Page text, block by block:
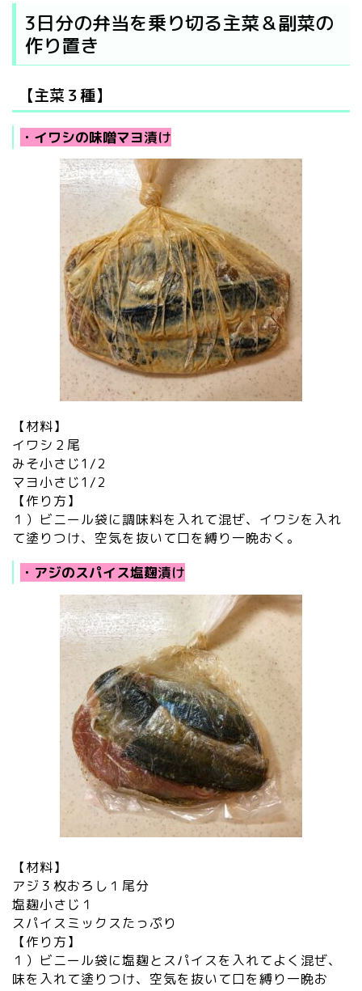
3日分の弁当を乗り切る主菜＆副菜の
作り置き
【主菜３種】
・イワシの味噌マヨ漬け
【材料】
イワシ２尾
みそ小さじ1/2
マヨ小さじ1/2
【作り方】
１）ビニール袋に調味料を入れて混ぜ、イワシを入れ
て塗りつけ、空気を抜いて口を縛り一晩おく。
・アジのスパイス塩麹漬け
【材料】
アジ３枚おろし１尾分
塩麹小さじ１
スパイスミックスたっぷり
【作り方】
１）ビニール袋に塩麹とスパイスを入れてよく混ぜ、
味を入れて塗りつけ、空気を抜いて口を縛り一晩お